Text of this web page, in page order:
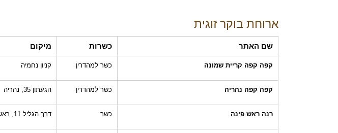
ארוחת בוקר זוגית
שם האתר כשרות מיקום
קפה קפה קריית שמונה כשר למהדרין קניון נחמיה
קפה קפה נהריה
כשר למהדרין הגעתון 35, נהריה
רנה ראש פינה
כשר דרך הגליל 11, ראש פינה